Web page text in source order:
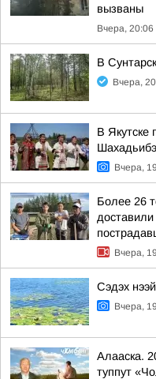
вызваны
Вчера, 20:06
В
Вчера,
В Якутске
Шахадьибэ
Вчера,
Более 26
Вчера,
Сэдэх
Вчера,
Алааска.
туппут